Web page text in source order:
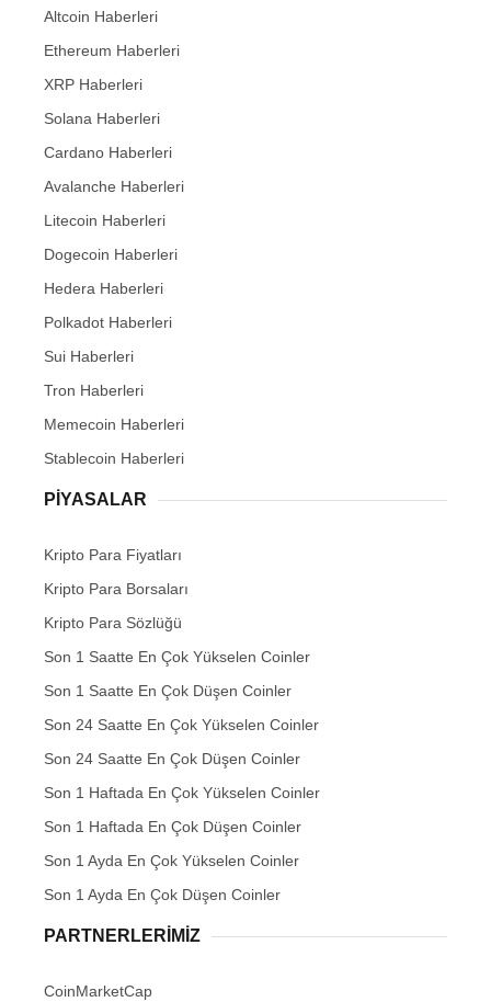
Altcoin Haberleri
Ethereum Haberleri
XRP Haberleri
Solana Haberleri
Cardano Haberleri
Avalanche Haberleri
Litecoin Haberleri
Dogecoin Haberleri
Hedera Haberleri
Polkadot Haberleri
Sui Haberleri
Tron Haberleri
Memecoin Haberleri
Stablecoin Haberleri
PIYASALAR
Kripto Para Fiyatları
Kripto Para Borsaları
Kripto Para Sözlüğü
Son 1 Saatte En Çok Yükselen Coinler
Son 1 Saatte En Çok Düşen Coinler
Son 24 Saatte En Çok Yükselen Coinler
Son 24 Saatte En Çok Düşen Coinler
Son 1 Haftada En Çok Yükselen Coinler
Son 1 Haftada En Çok Düşen Coinler
Son 1 Ayda En Çok Yükselen Coinler
Son 1 Ayda En Çok Düşen Coinler
PARTNERLERIMIZ
CoinMarketCap